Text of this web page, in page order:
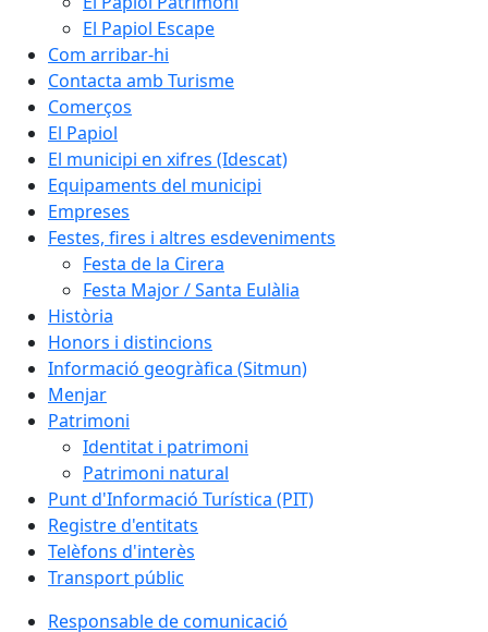
El Papiol Escape
Com arribar-hi
Contacta amb Turisme
Comerços
El Papiol
El municipi en xifres (Idescat)
Equipaments del municipi
Empreses
Festes, fires i altres esdeveniments
Festa de la Cirera
Festa Major / Santa Eulàlia
Història
Honors i distincions
Informació geogràfica (Sitmun)
Menjar
Patrimoni
Identitat i patrimoni
Patrimoni natural
Punt d'Informació Turística (PIT)
Registre d'entitats
Telèfons d'interès
Transport públic
Responsable de comunicació